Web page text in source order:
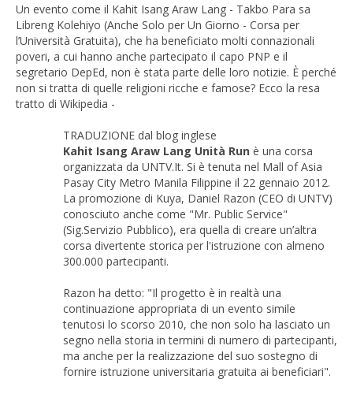
Un evento come il Kahit Isang Araw Lang - Takbo Para sa
Libreng Kolehiyo (Anche Solo per Un Giorno - Corsa per
l’Università Gratuita), che ha beneficiato molti connazionali
poveri, a cui hanno anche partecipato il capo PNP e il
segretario DepEd, non è stata parte delle loro notizie. È perché
non si tratta di quelle religioni ricche e famose? Ecco la resa
tratto di Wikipedia -
TRADUZIONE dal blog inglese
Kahit Isang Araw Lang Unità Run è una corsa
organizzata da UNTV.It. Si è tenuta nel Mall of Asia
Pasay City Metro Manila Filippine il 22 gennaio 2012.
La promozione di Kuya, Daniel Razon (CEO di UNTV)
conosciuto anche come "Mr. Public Service"
(Sig.Servizio Pubblico), era quella di creare un’altra
corsa divertente storica per l'istruzione con almeno
300.000 partecipanti.
Razon ha detto: "Il progetto è in realtà una
continuazione appropriata di un evento simile
tenutosi lo scorso 2010, che non solo ha lasciato un
segno nella storia in termini di numero di partecipanti,
ma anche per la realizzazione del suo sostegno di
fornire istruzione universitaria gratuita ai beneficiari".